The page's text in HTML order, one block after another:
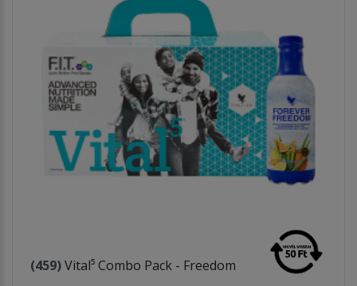
(459)Vital⁵ Combo Pack - Freedom